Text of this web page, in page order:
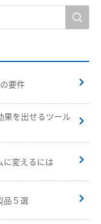
要件
果を出せるツール
に変えるには
品５選